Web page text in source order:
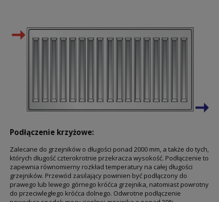
Podłączenie krzyżowe:
Zalecane do grzejników o długości ponad 2000 mm, a także do tych,
których długość czterokrotnie przekracza wysokość. Podłączenie to
zapewnia równomierny rozkład temperatury na całej długości
grzejników. Przewód zasilający powinien być podłączony do
prawego lub lewego górnego króćca grzejnika, natomiast powrotny
do przeciwległego króćca dolnego. Odwrotne podłączenie